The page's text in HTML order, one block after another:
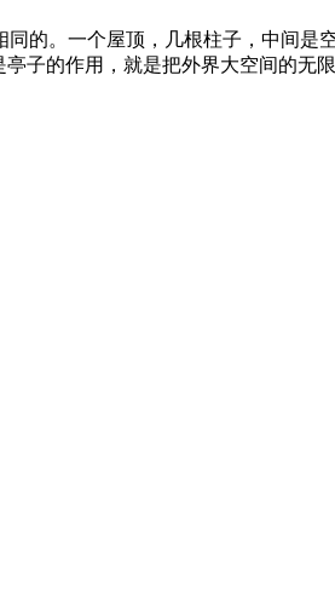
的。一个屋顶，几根柱子，中间是
子的作用，就是把外界大空间的无